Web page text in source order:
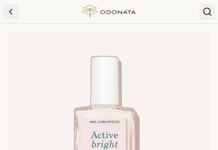
Skip to content